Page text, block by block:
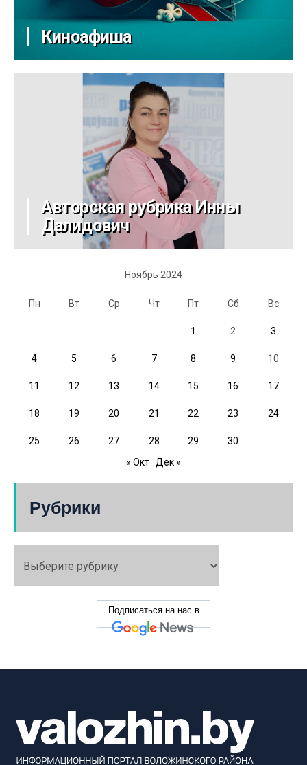
Киноафиша
Авторская рубрика Инны
Далидович
Ноябрь 2024
Пн Вт Ср Чт Пт Сб Вс
1 2 3
4 5 6 7 8 9 10
11 12 13 14 15 16 17
18 19 20 21 22 23 24
25 26 27 28 29
30
« Окт Дек »
Рубрики
Подписаться на нас в